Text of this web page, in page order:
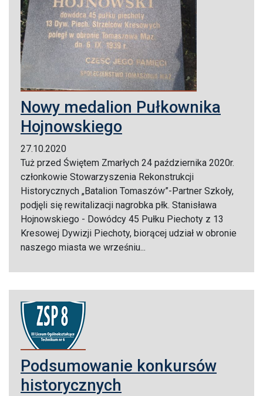
Nowy medalion Pułkownika
Hojnowskiego
27.10.2020
Tuż przed Świętem Zmarłych 24 października 2020r.
członkowie Stowarzyszenia Rekonstrukcji
Historycznych „Batalion Tomaszów”-Partner Szkoły,
podjęli się rewitalizacji nagrobka płk. Stanisława
Hojnowskiego - Dowódcy 45 Pułku Piechoty z 13
Kresowej Dywizji Piechoty, biorącej udział w obronie
naszego miasta we wrześniu...
Podsumowanie konkursów
historycznych